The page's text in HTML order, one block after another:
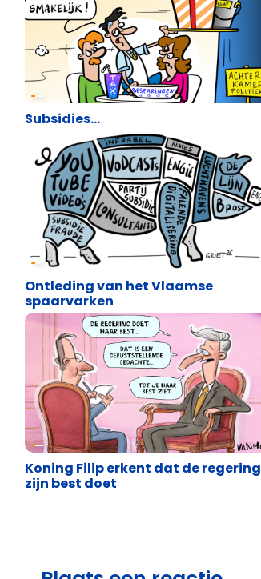
Cartoons
Subsidies…
Cartoons
Ontleding van het Vlaamse
spaarvarken
Cartoons
Koning Filip erkent dat de regering
zijn best doet